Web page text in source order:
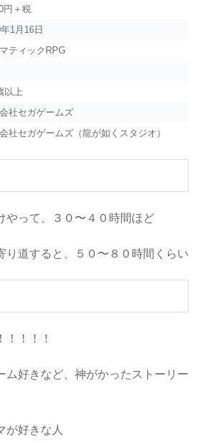
円＋税
1月16日
ティックRPG
以上
社セガゲームズ
社セガゲームズ（龍が如くスタジオ）
やって、３０〜４０時間ほど
り道すると、５０〜８０時間くらい
！！！！
ム好きなど、神がかったストーリー
が好きな人